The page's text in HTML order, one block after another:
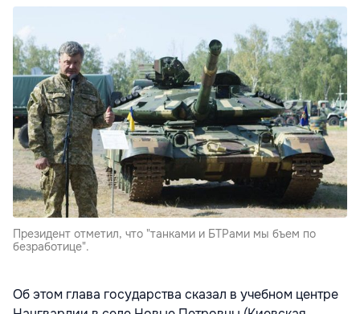
Президент отметил, что "танками и БТРами мы бъем по
безработице".
Об этом глава государства сказал в учебном центре